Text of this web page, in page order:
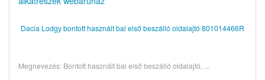
Dacia Lodgy bontott használt bal első beszálló oldalajtó 801014466R
Megnevezés: Bontott használt bal első beszálló oldalajtó, ...